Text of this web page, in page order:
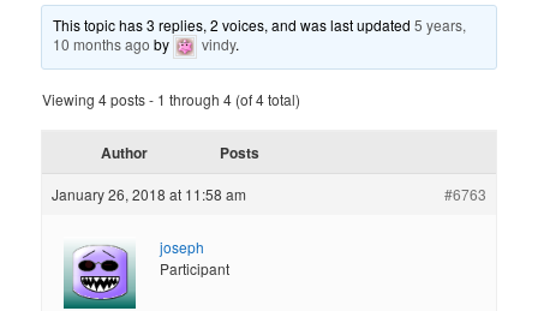
This topic has 3 replies, 2 voices, and was last updated5 years,
10 months ago by vindy.
Viewing 4 posts - 1 through 4 (of 4 total)
Author Posts
January 26, 2018 at 11:58 am #6763
joseph
Participant